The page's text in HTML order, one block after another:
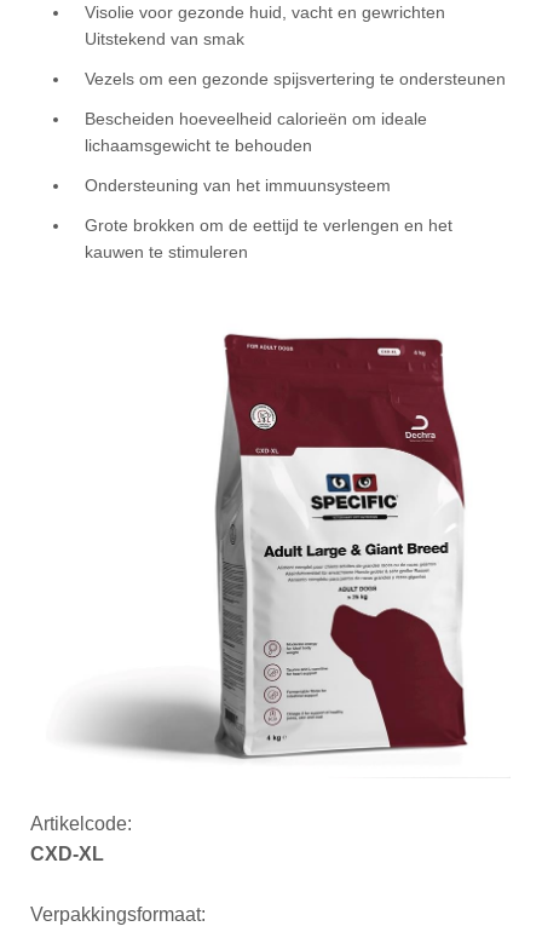
Visolie voor gezonde huid, vacht en gewrichten
Uitstekend van smak
Vezels om een gezonde spijsvertering te ondersteunen
Bescheiden hoeveelheid calorieën om ideale
lichaamsgewicht te behouden
Ondersteuning van het immuunsysteem
Grote brokken om de eettijd te verlengen en het
kauwen te stimuleren
Artikelcode:
CXD-XL
Verpakkingsformaat: